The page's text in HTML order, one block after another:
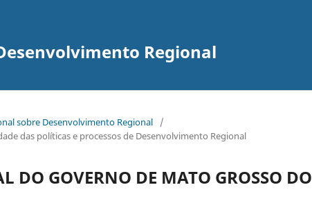
Regional
sobre Desenvolvimento Regional
/
das políticas e processos de Desenvolvimento Regional
DO GOVERNO DE MATO GROSSO DO